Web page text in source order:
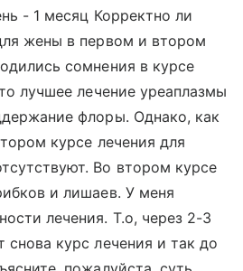
- 1 месяц Корректно ли
жены в первом и втором
сомнения в курсе
лучшее лечение уреаплазмы
флоры. Однако, как
курсе лечения для
Во втором курсе
и лишаев. У меня
лечения. Т.о, через 2-3
снова курс лечения и так до